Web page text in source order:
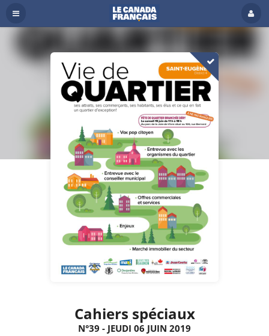
Cahiers spéciaux
N°39 - JEUDI 06 JUIN 2019